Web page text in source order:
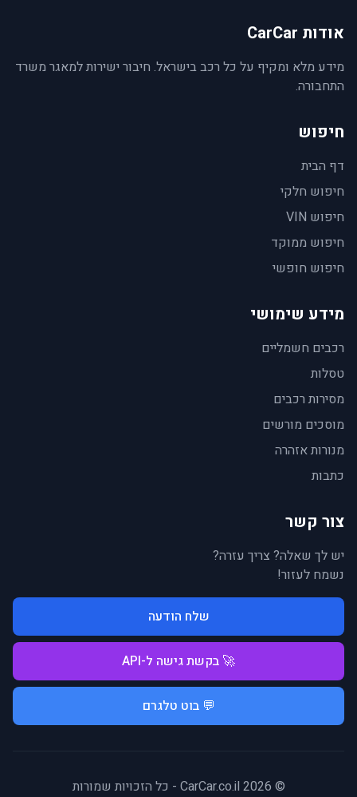
אודות CarCar
מידע מלא ומקיף על כל רכב בישראל. חיבור ישירות למאגר משרד
התחבורה.
חיפוש
דף הבית
חיפוש חלקי
חיפוש VIN
חיפוש ממוקד
חיפוש חופשי
מידע שימושי
רכבים חשמליים
טסלות
מסירות רכבים
מוסכים מורשים
מנורות אזהרה
כתבות
צור קשר
יש לך שאלה? צריך עזרה?
נשמח לעזור!
שלח הודעה
🚀 בקשת גישה ל-API
💬 בוט טלגרם
© 2026 CarCar.co.il - כל הזכויות שמורות